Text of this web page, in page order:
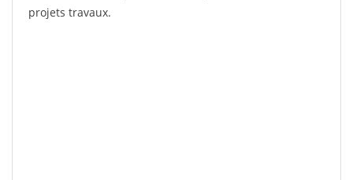
projets travaux.